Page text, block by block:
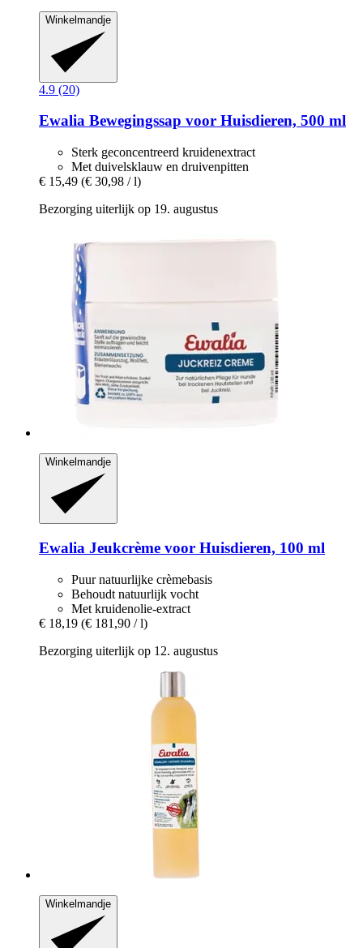
Winkelmandje
4.9 (20)
Ewalia Bewegingssap voor Huisdieren, 500 ml
Sterk geconcentreerd kruidenextract
Met duivelsklauw en druivenpitten
€ 15,49 (€ 30,98 / l)
Bezorging uiterlijk op 19. augustus
Winkelmandje
Ewalia Jeukcrème voor Huisdieren, 100 ml
Puur natuurlijke crèmebasis
Behoudt natuurlijk vocht
Met kruidenolie-extract
€ 18,19 (€ 181,90 / l)
Bezorging uiterlijk op 12. augustus
Winkelmandje